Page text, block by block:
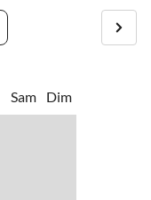
Sam Dim